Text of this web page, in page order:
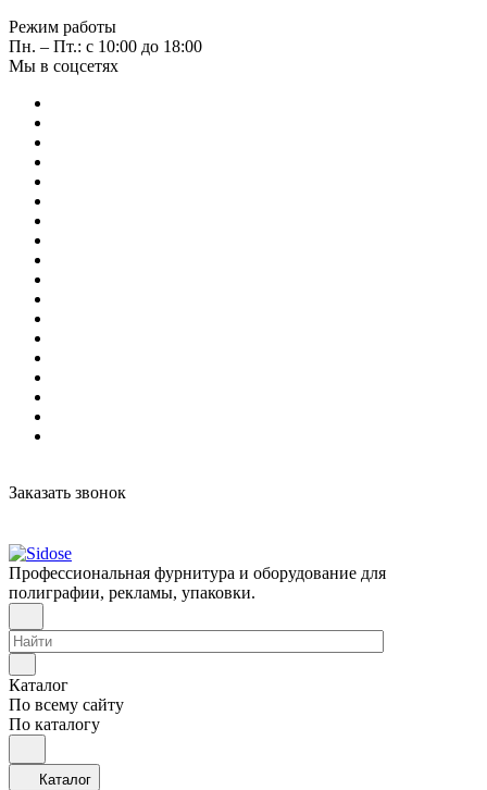
Режим работы
Пн. – Пт.: с 10:00 до 18:00
Мы в соцсетях
Заказать звонок
Профессиональная фурнитура и оборудование для
полиграфии, рекламы, упаковки.
Каталог
По всему сайту
По каталогу
Каталог